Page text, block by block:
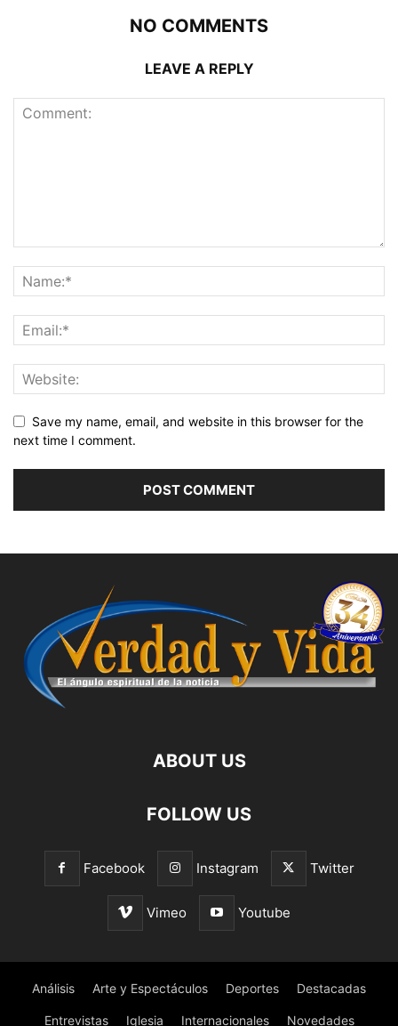
NO COMMENTS
LEAVE A REPLY
Save my name, email, and website in this browser for the
next time I comment.
ABOUT US
FOLLOW US
Facebook Instagram Twitter
Vimeo Youtube
Análisis Arte y Espectáculos Deportes Destacadas
Entrevistas Iglesia Internacionales Novedades